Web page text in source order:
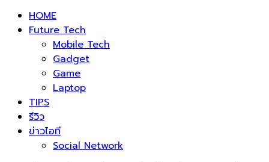
HOME
Future Tech
Mobile Tech
Gadget
Game
Laptop
TIPS
รีวิว
ข่าวไอที
Social Network